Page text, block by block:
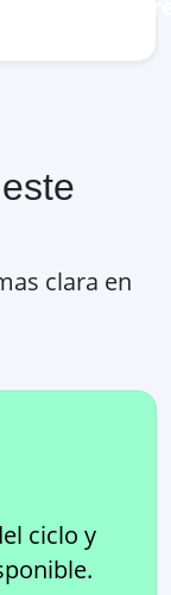
clara en
ciclo y